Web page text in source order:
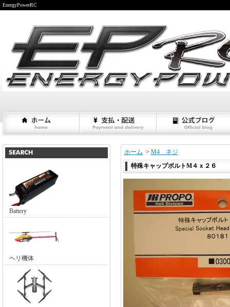
EnergyPowerRC
Battery
ヘリ機体
ホーム > M4 ネジ
特殊キャップボルトM４ｘ２６